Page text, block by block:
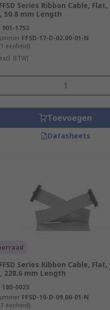
Series Ribbon Cable, Flat,
50.8 mm Length
901-1753
FFSD-17-D-02.00-01-N
eenheid)
BTW)
Toevoegen
Datasheets
Series Ribbon Cable, Flat,
228.6 mm Length
180-0023
FFSD-10-D-09.00-01-N
eenheid)